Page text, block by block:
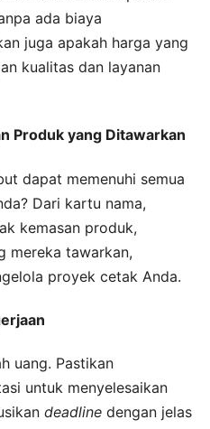
ada biaya
juga apakah harga yang
kualitas dan layanan
Produk yang Ditawarkan
dapat memenuhi semua
Dari kartu nama,
kemasan produk,
mereka tawarkan,
proyek cetak Anda.
uang. Pastikan
untuk menyelesaikan
deadline dengan jelas